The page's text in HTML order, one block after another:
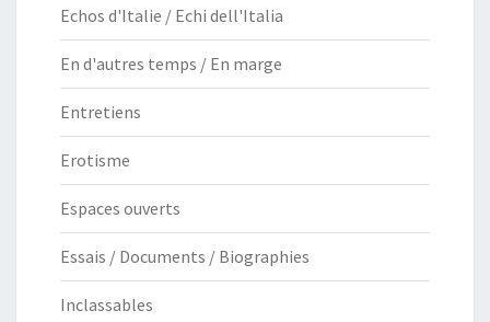
Echos d'Italie / Echi dell'Italia
En d'autres temps / En marge
Entretiens
Erotisme
Espaces ouverts
Essais / Documents / Biographies
Inclassables